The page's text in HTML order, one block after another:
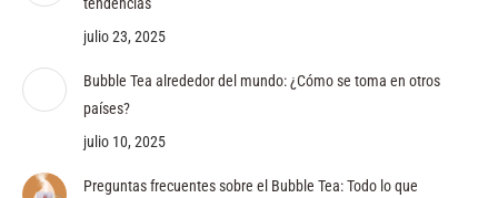
julio 23, 2025
Bubble Tea alrededor del mundo: ¿Cómo se toma en otros
países?
julio 10, 2025
Preguntas frecuentes sobre el Bubble Tea: Todo lo que